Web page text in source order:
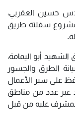
حسين العقربي،
مشروع سفلتة طريق
أبو اليمامة،
الطرق والجسور
على سير الأعمال
عبر عدد من مناطق
عليه من قبل